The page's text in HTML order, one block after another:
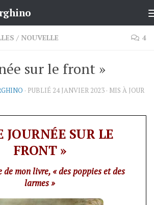
/ NOUVELLE 4
sur le front »
· PUBLIÉ 24 JANVIER 2023 · MIS À JOUR
JOURNÉE SUR LE
FRONT »
de mon livre, « des poppies et des
larmes »